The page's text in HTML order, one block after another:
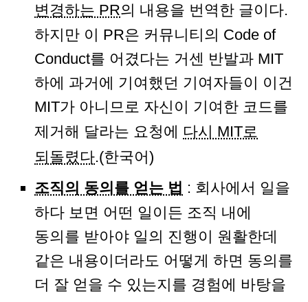
변경하는 PR의 내용을 번역한 글이다.
하지만 이 PR은 커뮤니티의 Code of
Conduct를 어겼다는 거센 반발과 MIT
하에 과거에 기여했던 기여자들이 이건
MIT가 아니므로 자신이 기여한 코드를
제거해 달라는 요청에 다시 MIT로
되돌렸다.(한국어)
조직의 동의를 얻는 법 : 회사에서 일을
하다 보면 어떤 일이든 조직 내에
동의를 받아야 일의 진행이 원활한데
같은 내용이더라도 어떻게 하면 동의를
더 잘 얻을 수 있는지를 경험에 바탕을